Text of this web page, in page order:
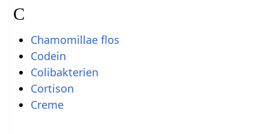
C
Chamomillae flos
Codein
Colibakterien
Cortison
Creme